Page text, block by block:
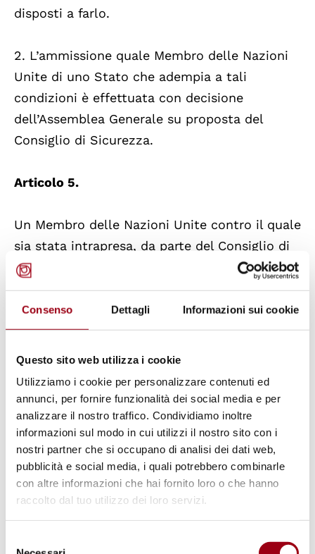
Consenso Dettagli Informazioni sui cookie
Questo sito web utilizza i cookie
Utilizziamo i cookie per personalizzare contenuti ed
annunci, per fornire funzionalità dei social media e per
analizzare il nostro traffico. Condividiamo inoltre
informazioni sul modo in cui utilizzi il nostro sito con i
nostri partner che si occupano di analisi dei dati web,
pubblicità e social media, i quali potrebbero combinarle
con altre informazioni che hai fornito loro o che hanno
raccolto dal tuo utilizzo dei loro servizi.
disposti a farlo.
2. L’ammissione quale Membro delle Nazioni
Unite di uno Stato che adempia a tali
condizioni è effettuata con decisione
dell’Assemblea Generale su proposta del
Consiglio di Sicurezza.
Articolo 5.
Un Membro delle Nazioni Unite contro il quale
sia stata intrapresa, da parte del Consiglio di
Sicurezza, un’azione preventiva o coercitiva
può essere sospeso dall’esercizio dei diritti e
dei privilegi di Membro da parte
dell’Assemblea Generale su proposta del
Consiglio di Sicurezza.
Articolo 6.
Un Membro delle Nazioni Unite che abbia
persistentemente violato i princìpi enunciati
nel presente Statuto può essere espulso dalla